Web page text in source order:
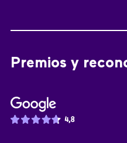
Premios y